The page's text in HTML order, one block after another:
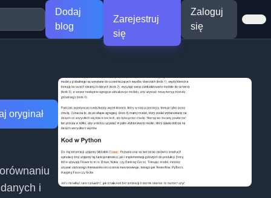
Dodaj
blog
Zarejestruj
się
Zaloguj
się
oryginał
i